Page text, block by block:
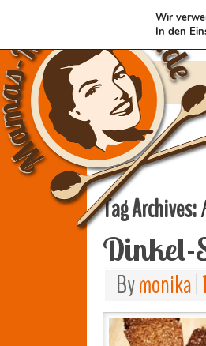
Tag Archives:
Dinkel-
Bymonika
Wir
In den